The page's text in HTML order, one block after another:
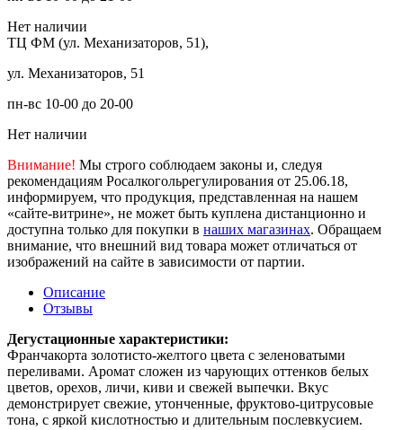
Нет наличии
ТЦ ФМ (ул. Механизаторов, 51),
ул. Механизаторов, 51
пн-вс 10-00 до 20-00
Нет наличии
Внимание! Мы строго соблюдаем законы и, следуя
рекомендациям Росалкогольрегулирования от 25.06.18,
информируем, что продукция, представленная на нашем
«сайте-витрине», не может быть куплена дистанционно и
доступна только для покупки в наших магазинах. Обращаем
внимание, что внешний вид товара может отличаться от
изображений на сайте в зависимости от партии.
Описание
Отзывы
Дегустационные характеристики:
Франчакорта золотисто-желтого цвета с зеленоватыми
переливами. Аромат сложен из чарующих оттенков белых
цветов, орехов, личи, киви и свежей выпечки. Вкус
демонстрирует свежие, утонченные, фруктово-цитрусовые
тона, с яркой кислотностью и длительным послевкусием.